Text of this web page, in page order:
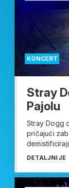
KONCERT
Stray
Pajolu
Stray Dogg
pričajući
DETALJNIJE